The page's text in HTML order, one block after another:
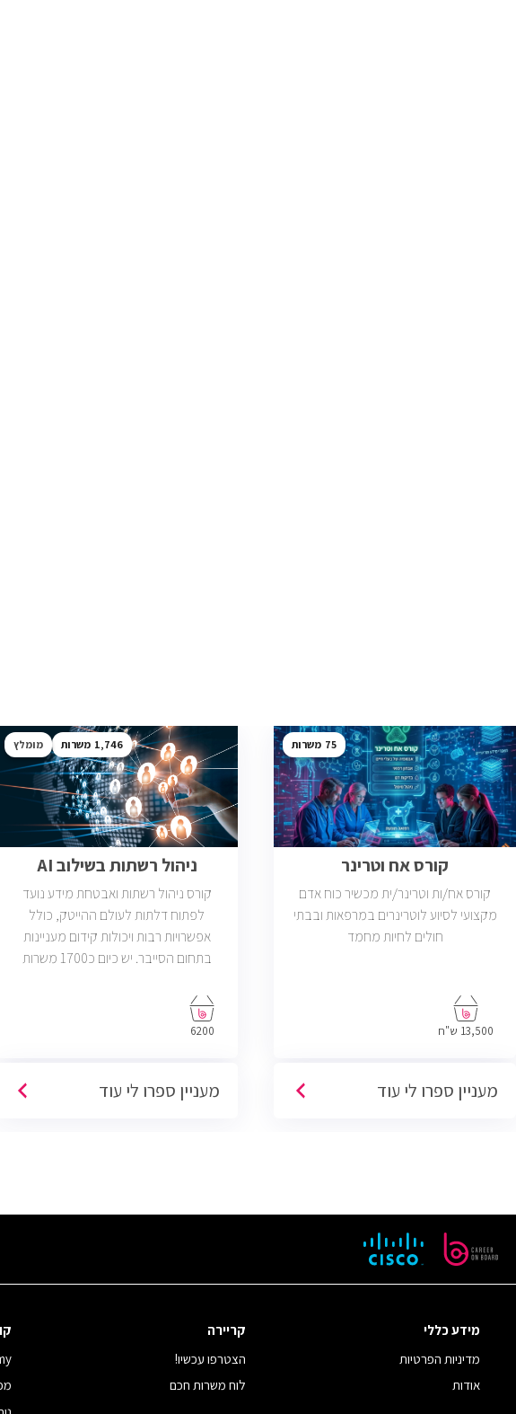
75
קורס אח וטרינר
קורס אח/ות וטרינר/ית מכשיר כוח אדם
מקצועי לסיוע לוטרינרים במרפאות ובבתי
חולים לחיות מחמד
13,500 ש"ח
מעניין ספרו לי עוד
1,746 מומלץ
ניהול רשתות בשילוב AI
קורס ניהול רשתות ואבטחת מידע נועד
לפתוח דלתות לעולם ההייטק, כולל
אפשרויות רבות ויכולות קידום מעניינות
בתחום הסייבר. יש כיום כ1700 משרות
בניהול רשתות והסמכת CCNA.
6200
מעניין ספרו לי עוד
מידע כללי
מדיניות הפרטיות
אודות
קריירה
הצטרפו עכשיו!
לוח משרות חכם